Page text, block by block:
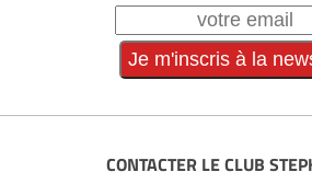
CONTACTER LE CLUB